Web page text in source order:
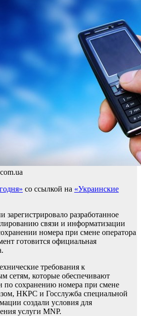
со ссылкой на «Украинские
разработанное
связи и информатизации
номера при смене оператора
готовится официальная
требования к
сетям, которые обеспечивают
по сохранению номера при смене
НКРС и Госслужба специальной
создали условия для
услуги MNP.